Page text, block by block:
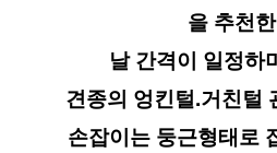
을 추천
날 간격이 일정하
견종의 엉킨털.거친털
손잡이는 둥근형태로